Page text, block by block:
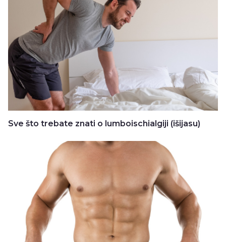
Sve što trebate znati o lumboischialgiji (išijasu)